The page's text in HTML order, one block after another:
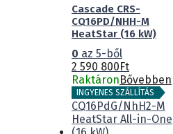
Cascade CRS-
CQ16PD/NHH-M
HeatStar (16 kW)
0 az 5-ből
2 590 800Ft
RaktáronBővebben
INGYENES SZÁLLÍTÁS